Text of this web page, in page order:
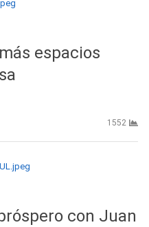
espacios
1552
con Juan